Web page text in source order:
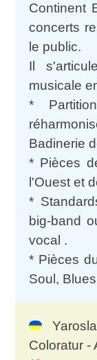
Continent
concerts
le public.
Il
musicale
*
Badinerie
* Pièces
l'Ouest et
*
big-band
vocal .
* Pièces
Soul,
Coloratur -